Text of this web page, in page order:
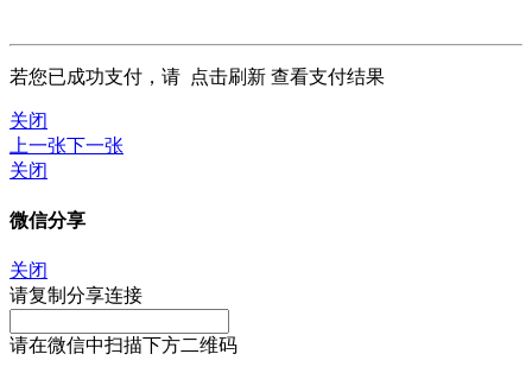
若您已成功支付，请 点击刷新 查看支付结果
关闭
上一张下一张
关闭
微信分享
关闭
请复制分享连接
请在微信中扫描下方二维码